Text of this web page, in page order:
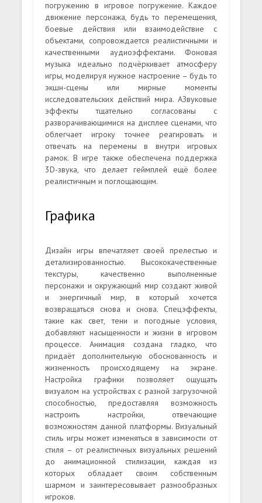
погружению в игровое погружение. Каждое
движение персонажа, будь то перемещения,
боевые действия или взаимодействие с
объектами, сопровождается реалистичными и
качественными аудиоэффектами. Фоновая
музыка идеально подчёркивает атмосферу
игры, моделируя нужное настроение – будь то
экшн-сцены или мирные моменты
исследовательских действий мира. АЗвуковые
эффекты тщательно согласованы с
разворачивающимися на дисплее сценами, что
облегчает игроку точнее реагировать и
отвечать на перемены в внутри игровых
рамок. В игре также обеспечена поддержка
3D-звука, что делает геймплей ещё более
реалистичным и поглощающим.
Графика
Дизайн игры впечатляет своей прелестью и
детализированностью. Высококачественные
текстуры, качественно выполненные
персонажи и окружающий мир создают живой
и энергичный мир, в который хочется
возвращаться снова и снова. Спецэффекты,
такие как свет, тени и погодные условия,
добавляют насыщенности и жизни в игровом
процессе. Анимация создана гладко, что
придаёт дополнительную обоснованность и
жизненность происходящему на экране.
Настройка графики позволяет ощущать
визуалом на устройствах с разной загрузочной
способностью, предоставляя возможность
настроить настройки, отвечающие
возможностям данной платформы. Визуальный
стиль игры может изменяться в зависимости от
стиля – от реалистичных визуальных решений
до анимационной стилизации, каждая из
которых обладает своим собственным
шармом и заинтересовывает разнообразных
игроков.